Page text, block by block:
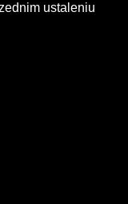
ustaleniu